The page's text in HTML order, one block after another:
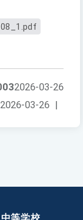
2026-03-26
2026-03-26 |